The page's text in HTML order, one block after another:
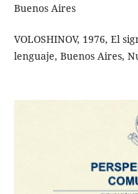
Buenos Aires
VOLOSHINOV, 1976, El
lenguaje, Buenos Aires,